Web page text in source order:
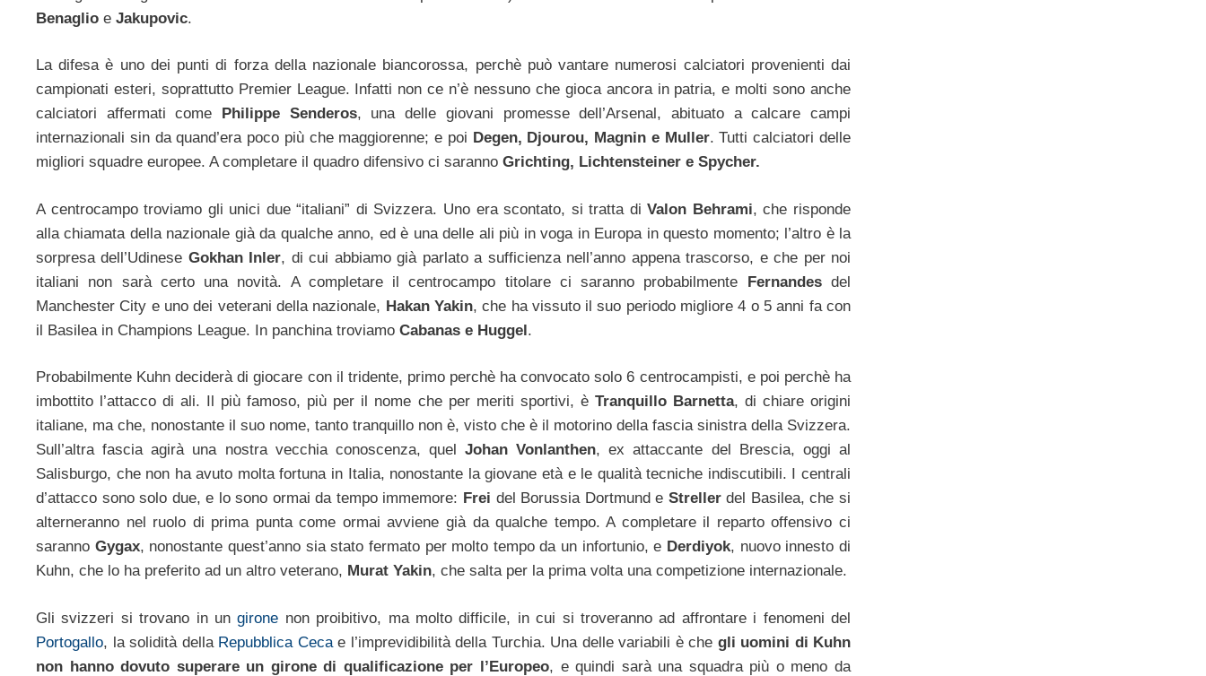
Benaglio e Jakupovic.
La difesa è uno dei punti di forza della nazionale biancorossa, perchè può vantare numerosi calciatori provenienti dai
campionati esteri, soprattutto Premier League. Infatti non ce n’è nessuno che gioca ancora in patria, e molti sono anche
calciatori affermati come
Philippe Senderos, una delle giovani promesse dell’Arsenal, abituato a calcare campi
internazionali sin da quand’era poco più che maggiorenne; e poi Degen, Djourou, Magnin e Muller. Tutti calciatori delle
migliori squadre europee. A completare il quadro difensivo ci saranno Grichting, Lichtensteiner e Spycher.
A centrocampo troviamo gli unici due “italiani” di Svizzera. Uno era scontato, si tratta diValon Behrami, che risponde
alla chiamata della nazionale già da qualche anno, ed è una delle ali più in voga in Europa in questo momento; l’altro è la
sorpresa dell’Udinese Gokhan Inler, di cui abbiamo già parlato a sufficienza nell’anno appena trascorso, e che per noi
italiani non sarà certo una novità. A completare il centrocampo titolare ci saranno probabilmente Fernandesdel
Manchester City e uno dei veterani della nazionale, Hakan Yakin, che ha vissuto il suo periodo migliore 4 o 5 anni fa con
il Basilea in Champions League. In panchina troviamo Cabanas e Huggel.
Probabilmente Kuhn deciderà di giocare con il tridente, primo perchè ha convocato solo 6 centrocampisti, e poi perchè ha
imbottito l’attacco di ali. Il più famoso, più per il nome che per meriti sportivi, è Tranquillo Barnetta, di chiare origini
italiane, ma che, nonostante il suo nome, tanto tranquillo non è, visto che è il motorino della fascia sinistra della Svizzera.
Sull’altra fascia agirà una nostra vecchia conoscenza, quelJohan Vonlanthen, ex attaccante del Brescia, oggi al
Salisburgo, che non ha avuto molta fortuna in Italia, nonostante la giovane età e le qualità tecniche indiscutibili. I centrali
d’attacco sono solo due, e lo sono ormai da tempo immemore: Frei del Borussia Dortmund e Strellerdel Basilea, che si
alterneranno nel ruolo di prima punta come ormai avviene già da qualche tempo. A completare il reparto offensivo ci
saranno Gygax, nonostante quest’anno sia stato fermato per molto tempo da un infortunio, e Derdiyok, nuovo innesto di
Kuhn, che lo ha preferito ad un altro veterano, Murat Yakin, che salta per la prima volta una competizione internazionale.
Gli svizzeri si trovano in ungirone non proibitivo, ma molto difficile, in cui si troveranno ad affrontare i fenomeni del
Portogallo, la solidità della Repubblica Cecae l’imprevidibilità della Turchia. Una delle variabili è che gli uomini di Kuhn
non hanno dovuto superare un girone di qualificazione per l’Europeo, e quindi sarà una squadra più o meno da